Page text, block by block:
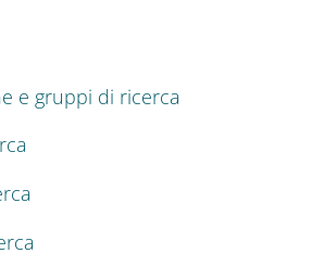
NAVIGATION
e gruppi di ricerca